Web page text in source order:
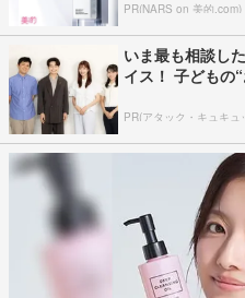
PR(NARS on 美的.com)
いま最も相談し
イス！ 子どもの
PR(アタック・キュキ